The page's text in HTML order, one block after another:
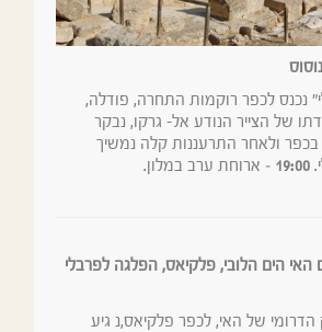
נכנס לכפר רוקמות התחרה, פודלה,
של הצייר הנודע אל- גרקו, נבקר
בכפר ולאחר התרעננות קלה נמשיך
19:00 – ארוחת ערב במלון.
האי הים הלובי, פלקיאס, הפלגה לפרבלי
הדרומי של האי, לכפר פלקיאס,נ גיע